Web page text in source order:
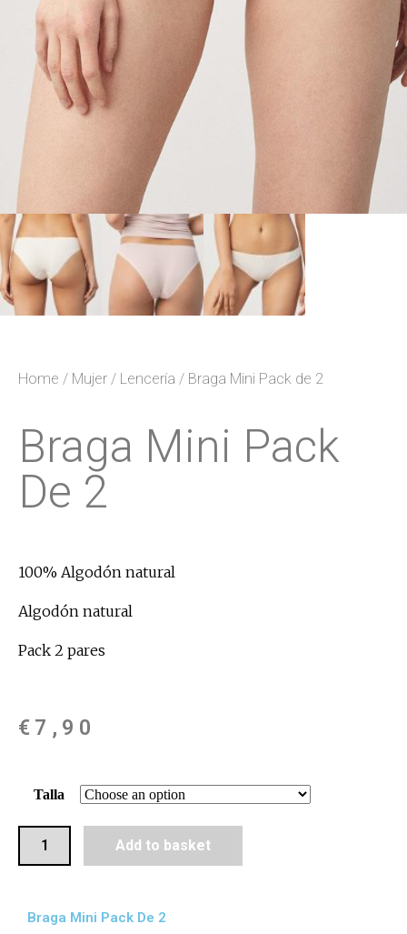
Home / Mujer / Lencería / Braga Mini Pack de 2
Braga Mini Pack
De 2
100% Algodón natural
Algodón natural
Pack 2 pares
€ 7,90
Talla
Add to basket
Braga Mini Pack De 2